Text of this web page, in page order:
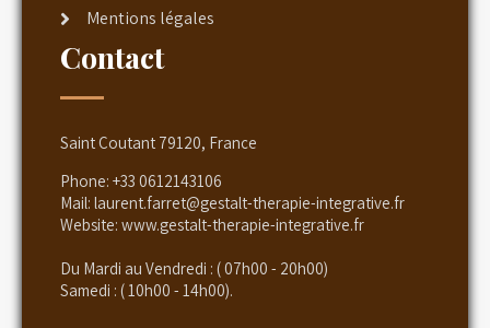
Mentions légales
Contact
Saint Coutant 79120, France
Phone: +33 0612143106
Mail: laurent.farret@gestalt-therapie-integrative.fr
Website: www.gestalt-therapie-integrative.fr
Du Mardi au Vendredi : ( 07h00 - 20h00)
Samedi : ( 10h00 - 14h00).